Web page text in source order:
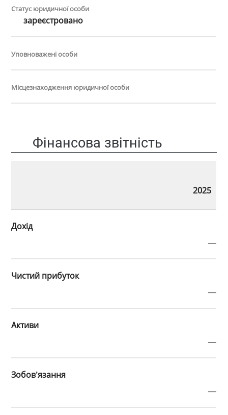
Статус юридичної особи
зареєстровано
Уповноважені особи
Місцезнаходження юридичної особи
Фінансова звітність
2025
Дохід
—
Чистий прибуток
—
Активи
—
Зобов’язання
—